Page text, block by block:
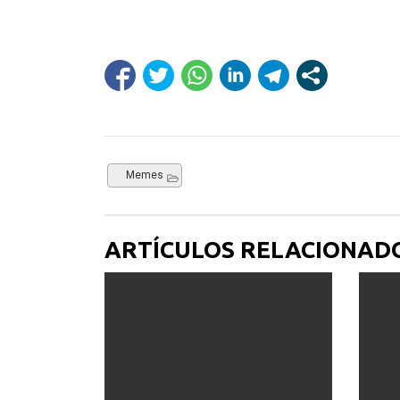
Memes
ARTÍCULOS